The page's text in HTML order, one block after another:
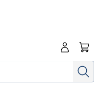
Me